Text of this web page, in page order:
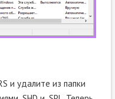
и удалите из папки